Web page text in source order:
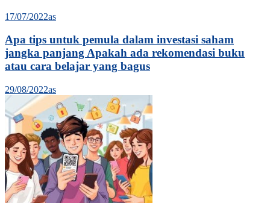
17/07/2022as
Apa tips untuk pemula dalam investasi saham
jangka panjang Apakah ada rekomendasi buku
atau cara belajar yang bagus
29/08/2022as